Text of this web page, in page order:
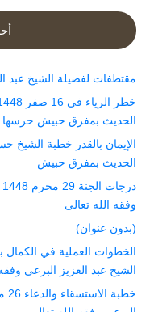
مقتطفات لفضيلة الشيخ عبد
الحديث بمفرق حبيش حرسها
الحديث بمفرق حبيش
وفقه الله تعالى
(بدون عنوان)
الشيخ عبد العزيز البرعي